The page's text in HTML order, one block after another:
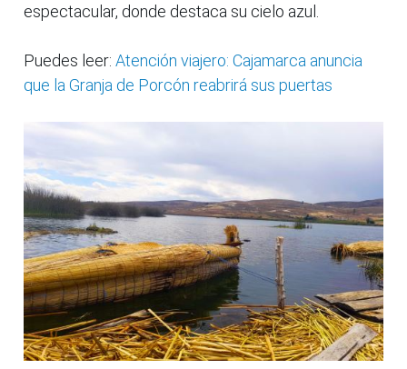
espectacular, donde destaca su cielo azul.
Puedes leer: Atención viajero: Cajamarca anuncia
que la Granja de Porcón reabrirá sus puertas